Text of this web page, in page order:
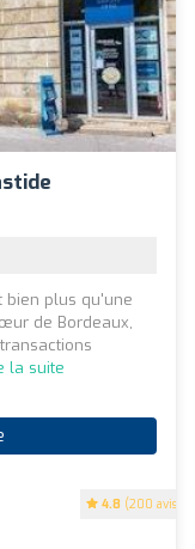
4.8 (200 avis)
bien plus qu'une
de Bordeaux,
la suite